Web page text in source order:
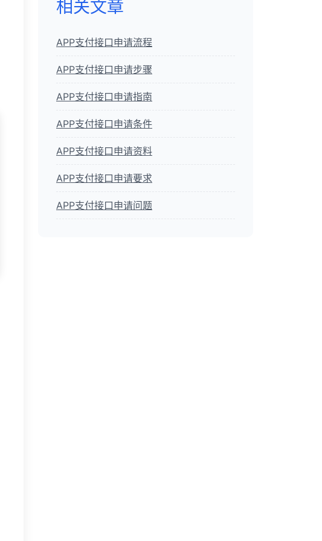
相关文章
APP支付接口申请流程
APP支付接口申请步骤
APP支付接口申请指南
APP支付接口申请条件
APP支付接口申请资料
APP支付接口申请要求
APP支付接口申请问题